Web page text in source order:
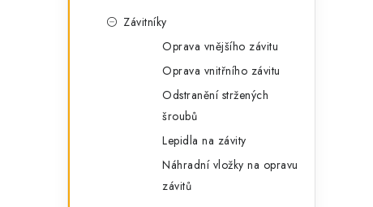
Závitníky
Oprava vnějšího závitu
Oprava vnitřního závitu
Odstranění stržených
šroubů
Lepidla na závity
Náhradní vložky na opravu
závitů